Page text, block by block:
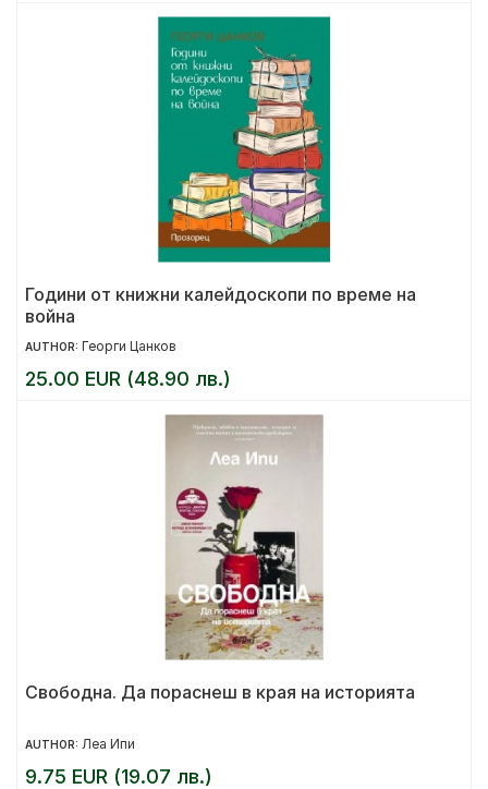
Години от книжни калейдоскопи по време на
война
AUTHOR: Георги Цанков
25.00 EUR (48.90 лв.)
Свободна. Да пораснеш в края на историята
AUTHOR: Леа Ипи
9.75 EUR (19.07 лв.)